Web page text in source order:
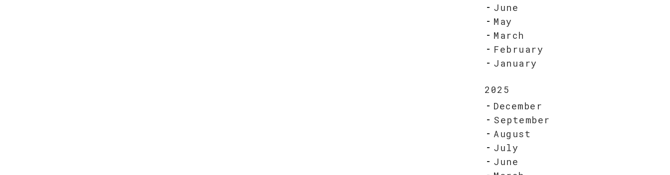
June
May
March
February
January
2025
December
September
August
July
June